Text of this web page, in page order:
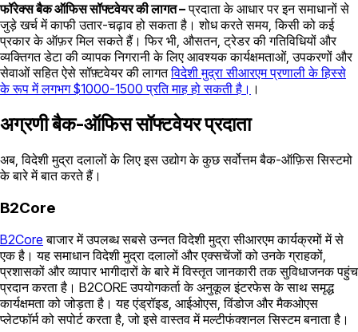
फॉरेक्स बैक ऑफिस सॉफ्टवेयर की लागत –प्रदाता के आधार पर इन समाधानों से
जुड़े खर्च में काफी उतार-चढ़ाव हो सकता है। शोध करते समय, किसी को कई
प्रकार के ऑफ़र मिल सकते हैं। फिर भी, औसतन, ट्रेडर की गतिविधियों और
व्यक्तिगत डेटा की व्यापक निगरानी के लिए आवश्यक कार्यक्षमताओं, उपकरणों और
सेवाओं सहित ऐसे सॉफ़्टवेयर की लागतविदेशी मुद्रा सीआरएम प्रणाली के हिस्से
के रूप में लगभग $1000-1500 प्रति माह हो सकती है। ।
अग्रणी बैक-ऑफिस सॉफ्टवेयर प्रदाता
अब, विदेशी मुद्रा दलालों के लिए इस उद्योग के कुछ सर्वोत्तम बैक-ऑफ़िस सिस्टमो
के बारे में बात करते हैं।
B2Core
B2Core बाजार में उपलब्ध सबसे उन्नत विदेशी मुद्रा सीआरएम कार्यक्रमों में से
एक है। यह समाधान विदेशी मुद्रा दलालों और एक्सचेंजों को उनके ग्राहकों,
प्रशासकों और व्यापार भागीदारों के बारे में विस्तृत जानकारी तक सुविधाजनक पहुंच
प्रदान करता है। B2CORE उपयोगकर्ता के अनुकूल इंटरफेस के साथ समृद्ध
कार्यक्षमता को जोड़ता है। यह एंड्रॉइड, आईओएस, विंडोज और मैकओएस
प्लेटफॉर्म को सपोर्ट करता है, जो इसे वास्तव में मल्टीफंक्शनल सिस्टम बनाता है।